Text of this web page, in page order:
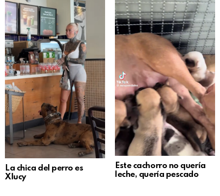
La chica del perro es
Xlucy
Este cachorro no quería
leche, quería pescado